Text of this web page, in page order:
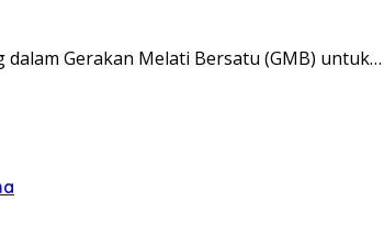
dalam Gerakan Melati Bersatu (GMB) untuk…